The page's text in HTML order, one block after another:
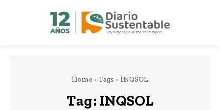
Home Tags INQSOL
Tag: INQSOL